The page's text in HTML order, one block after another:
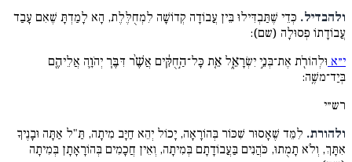
ולהבדיל. כְּדֵי שֶׁתַּבְדִּילוּ בֵּין עֲבוֹדָה קְדוֹשָׁה לִמְחֻלֶּלֶת, הָא לָמַדְתָּ שֶׁאִם עָבַד
עֲבוֹדָתוֹ פְסוּלָה (שם):
י״א וּלְהוֹרֹ֖ת אֶת־בְּנֵ֣י יִשְׂרָאֵ֑ל אֵ֚ת כָּל־הַ֣חֻקִּ֔ים אֲשֶׁ֨ר דִּבֶּ֧ר יְהֹוָ֛ה אֲלֵיהֶ֖ם
בְּיַד־משֶֽׁה:
רש״י
ולהורת. לִמֵּד שֶׁאָסוּר שִׁכּוֹר בְּהוֹרָאָה, יָכוֹל יְהֵא חַיָּב מִיתָה, תַּ"ל אַתָּה וּבָנֶיךָ
אִתָּךְ, וְלֹא תָמֻתוּ, כֹּהֲנִים בַּעֲבוֹדָתָם בְּמִיתָה, וְאֵין חֲכָמִים בְּהוֹרָאָתָן בְּמִיתָה